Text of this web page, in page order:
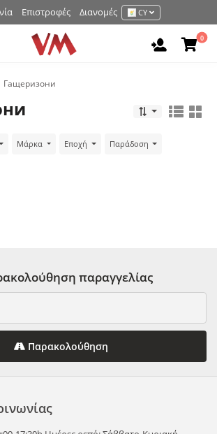
Επιστροφές Διανομές CY
0
Гащеризони
Μάρκα Εποχή Παράδοση
παραγγελίας
Παρακολούθηση